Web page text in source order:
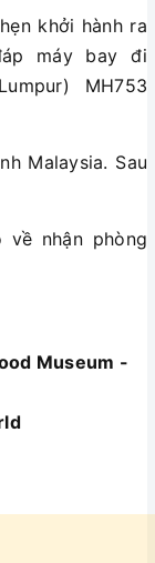
khởi hành ra
máy bay đi
MH753
Malaysia. Sau
nhận phòng
Museum -